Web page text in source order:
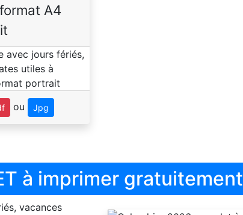
A4
ou Jpg
à imprimer gratuitement
vacances